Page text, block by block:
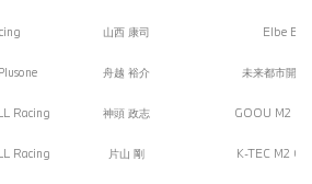
山西 康司 Elbe
舟越 裕介 未来都市開
Racing 神頭 政志 GOOU M2
Racing 片山 剛 K-TEC M2